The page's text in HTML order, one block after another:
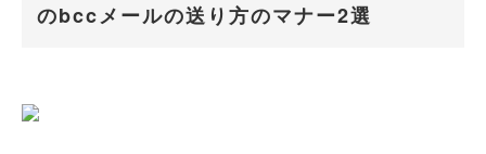
のbccメールの送り方のマナー2選